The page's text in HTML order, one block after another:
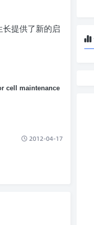
长提供了新的启
cell maintenance
2012-04-17